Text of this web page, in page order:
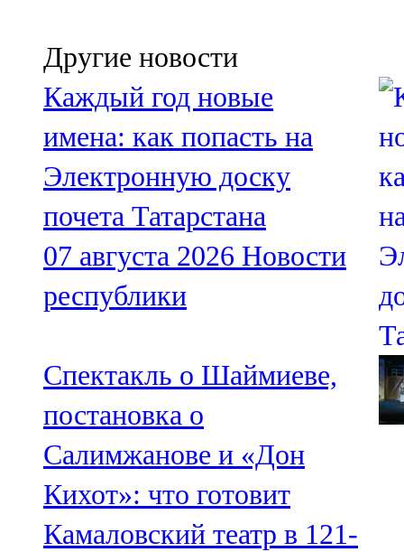
Другие новости
Каждый год новые
имена: как попасть на
Электронную доску
почета Татарстана
07 августа 2026 Новости
республики
Спектакль о Шаймиеве,
постановка о
Салимжанове и «Дон
Кихот»: что готовит
Камаловский театр в 121-